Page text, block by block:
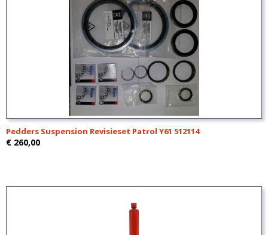
Pedders Suspension Revisieset Patrol Y61 512114
€ 260,00